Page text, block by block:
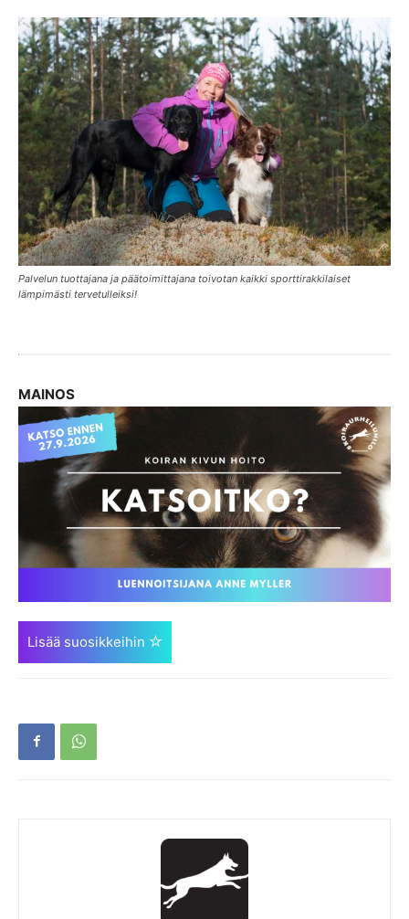
Palvelun tuottajana ja päätoimittajana toivotan kaikki sporttirakkilaiset
lämpimästi tervetulleiksi!
MAINOS
Lisää suosikkeihin